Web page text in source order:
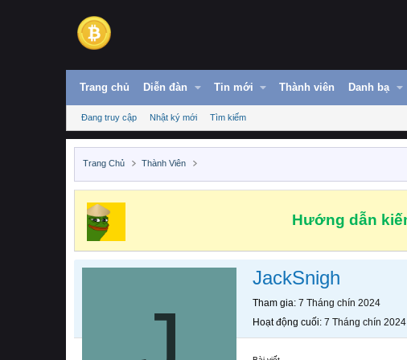
Trang chủ Diễn đàn Tin mới Thành viên Danh bạ
Đang truy cập Nhật ký mới Tìm kiếm
Trang Chủ Thành Viên
Hướng dẫn
JackSnigh
Tham gia 7 Tháng chín 2024
Hoạt động cuối 7 Tháng chín 2024